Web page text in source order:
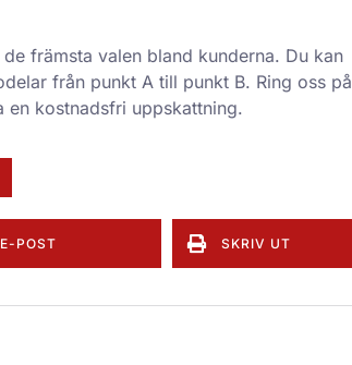
främsta valen bland kunderna. Du kan
från punkt A till punkt B. Ring oss på
en kostnadsfri uppskattning.
E-POST SKRIV UT